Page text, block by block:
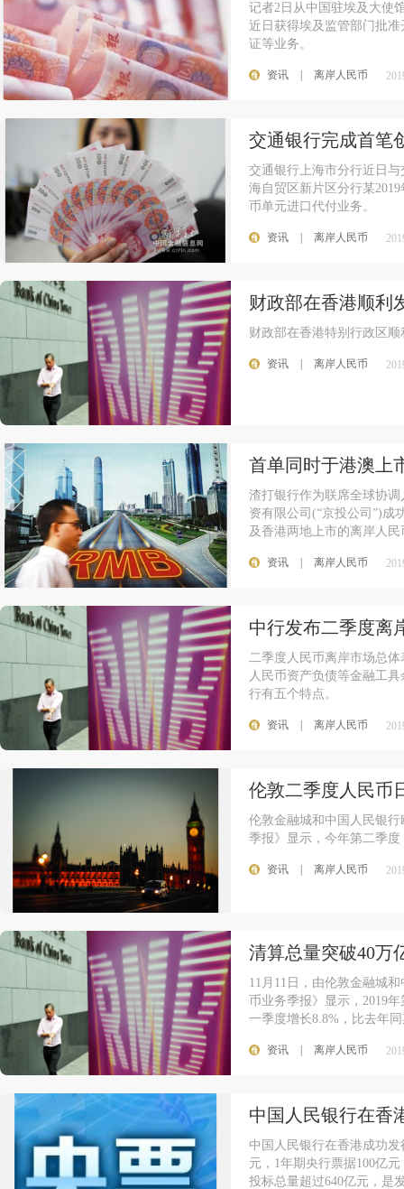
记者2日从中国驻埃及大使
近日获得埃及监管部门批
证等业务。
资讯 离岸人民币
交通银行完成首笔
交通银行上海市分行近日
海自贸区新片区分行某
币单元进口代付业务。
资讯 离岸人民币
财政部在香港顺利
财政部在香港特别行政区
资讯 离岸人民币
首单同时于港澳上
渣打银行作为联席全球协
资有限公司(“京投公司”)成
及香港两地上市的离岸人民
资讯 离岸人民币
中行发布二季度离
二季度人民币离岸市场总
人民币资产负债等金融工
行有五个特点。
资讯 离岸人民币
伦敦二季度人民币
伦敦金融城和中国人民银
季报》显示，今年第二季
资讯 离岸人民币
清算总量突破40万
11月11日，由伦敦金融城
币业务季报》显示，2019
一季度增长8.8%，比去年
资讯 离岸人民币
中国人民银行在香
中国人民银行在香港成功
元，1年期央行票据100亿
投标总量超过640亿元，是